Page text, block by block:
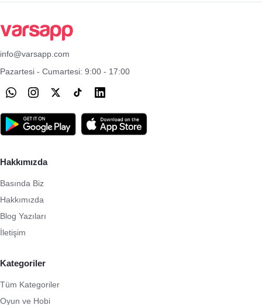
info@varsapp.com
Pazartesi - Cumartesi: 9:00 - 17:00
Hakkımızda
Basında Biz
Hakkımızda
Blog Yazıları
İletişim
Kategoriler
Tüm Kategoriler
Oyun ve Hobi